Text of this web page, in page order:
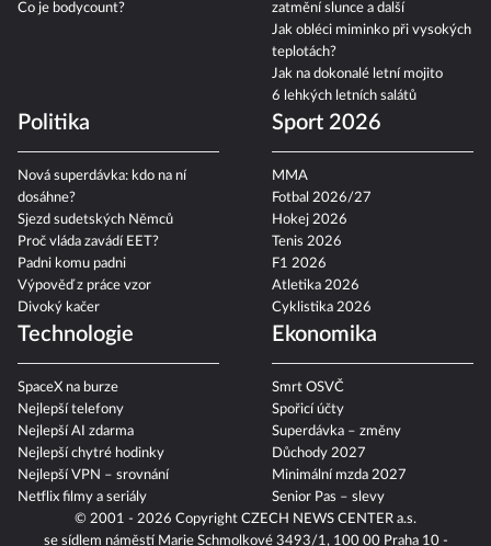
Co je bodycount?
zatmění slunce a další
Jak obléci miminko při vysokých
teplotách?
Jak na dokonalé letní mojito
6 lehkých letních salátů
Politika
Nová superdávka: kdo na ní
dosáhne?
Sjezd sudetských Němců
Proč vláda zavádí EET?
Padni komu padni
Výpověď z práce vzor
Divoký kačer
Sport 2026
MMA
Fotbal 2026/27
Hokej 2026
Tenis 2026
F1 2026
Atletika 2026
Cyklistika 2026
Technologie
SpaceX na burze
Nejlepší telefony
Nejlepší AI zdarma
Nejlepší chytré hodinky
Nejlepší VPN – srovnání
Netflix filmy a seriály
Ekonomika
Smrt OSVČ
Spořicí účty
Superdávka – změny
Důchody 2027
Minimální mzda 2027
Senior Pas – slevy
© 2001 - 2026 Copyright CZECH NEWS CENTER a.s.
se sídlem náměstí Marie Schmolkové 3493/1, 100 00 Praha 10 -